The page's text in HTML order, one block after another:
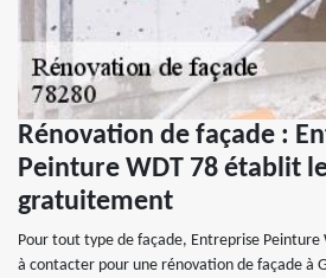
Rénovation de façade :
Peinture WDT 78 établit
gratuitement
Pour tout type de façade, Entreprise Peinture
à contacter pour une rénovation de façade à